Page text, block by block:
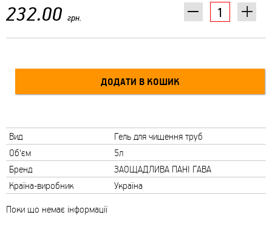
232.00 грн.
Вид
Гель для чищення труб
Об'єм
5л
Бренд
ЗАОЩАДЛИВА ПАНІ ГАВА
Країна-виробник
Україна
Поки що немає інформації